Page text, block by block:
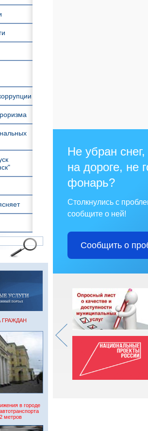
ГРАЖДАН
в городе
метров
Не убран
на дороге, не
фонарь?
Столкнулись с
сообщите о ней!
Сообщить о